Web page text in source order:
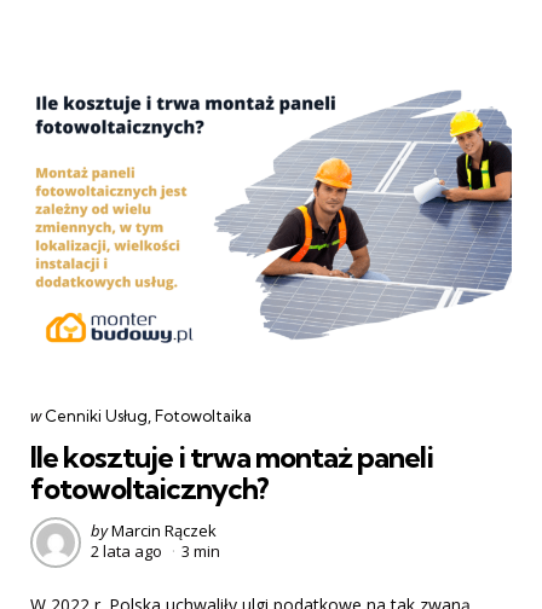
Categories
post
w Cenniki Usług Fotowoltaika
Ile kosztuje i trwa montaż paneli
fotowoltaicznych?
Posted
by
byMarcin Rączek
2 lata ago
3 min